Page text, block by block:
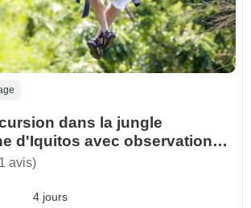
dans la jungle
d'Iquitos avec observation
roses
avis)
4 jours